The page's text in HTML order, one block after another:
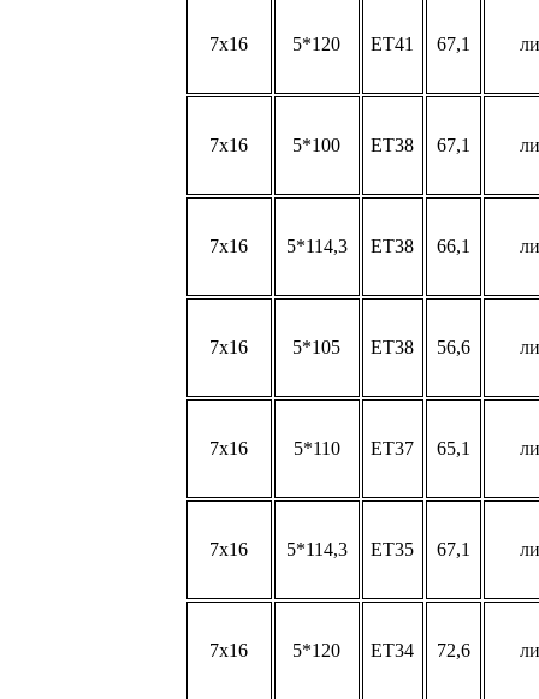
7x16 5*120 ET41 67,1
7x16 5*100 ET38 67,1
7x16 5*114,3 ET38 66,1
7x16 5*105 ET38 56,6
7x16 5*110 ET37 65,1
7x16 5*114,3 ET35 67,1
7x16 5*120 ET34 72,6